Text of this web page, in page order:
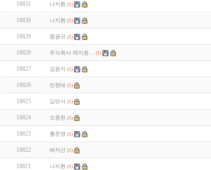
18831 나지환 (1)
18830 나지환 (1)
18829 함광규 (1)
18828 주식회사 제이원… (1)
18827 김윤지 (1)
18826 진현태 (1)
18825 김민서 (1)
18824 오종헌 (1)
18823 홍준영 (1)
18822 배지선 (1)
18821 나지환 (1)